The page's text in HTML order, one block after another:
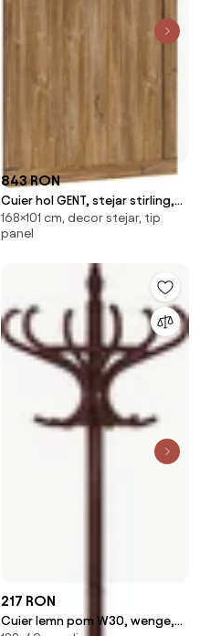
843 RON
Cuier hol GENT, stejar stirling,
PAL, 101x24x168 cm
168×101 cm, decor stejar, tip
panel
217 RON
Cuier lemn pom W30, wenge,